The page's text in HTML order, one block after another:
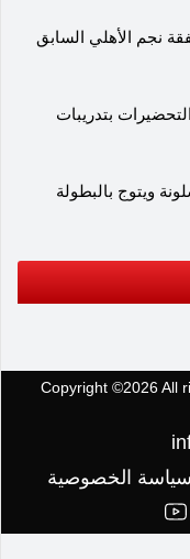
نجم الأهلي السابق
بتدريبات
ويتوج بالبطولة
Copyright ©2026 All
سياسة الخصوصية